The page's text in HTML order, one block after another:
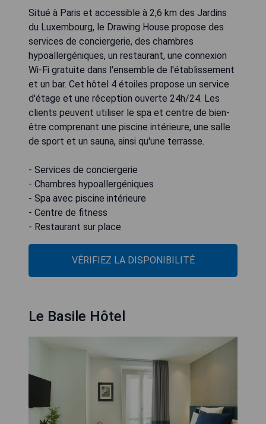
Situé à Paris et accessible à 2,6 km des Jardins
du Luxembourg, le Drawing House propose des
services de conciergerie, des chambres
hypoallergéniques, un restaurant, une connexion
Wi-Fi gratuite dans l'ensemble de l'établissement
et un bar. Cet hôtel 4 étoiles propose un service
d'étage et une réception ouverte 24h/24. Les
clients peuvent utiliser le spa et centre de bien-
être comprenant une piscine intérieure, une salle
de sport et un sauna, ainsi qu'une terrasse.
- Services de conciergerie
- Chambres hypoallergéniques
- Spa avec piscine intérieure
- Centre de fitness
- Restaurant sur place
VÉRIFIEZ LA DISPONIBILITÉ
Le Basile Hôtel